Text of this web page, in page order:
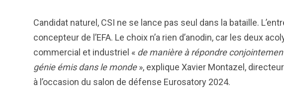
Candidat naturel, CSI ne se lance pas seul dans la bataille.
concepteur de l’EFA. Le choix n’a rien d’anodin, car les deux
commercial et industriel « de manière à répondre
génie émis dans le monde», explique Xavier Montazel,
à l’occasion du salon de défense Eurosatory 2024.